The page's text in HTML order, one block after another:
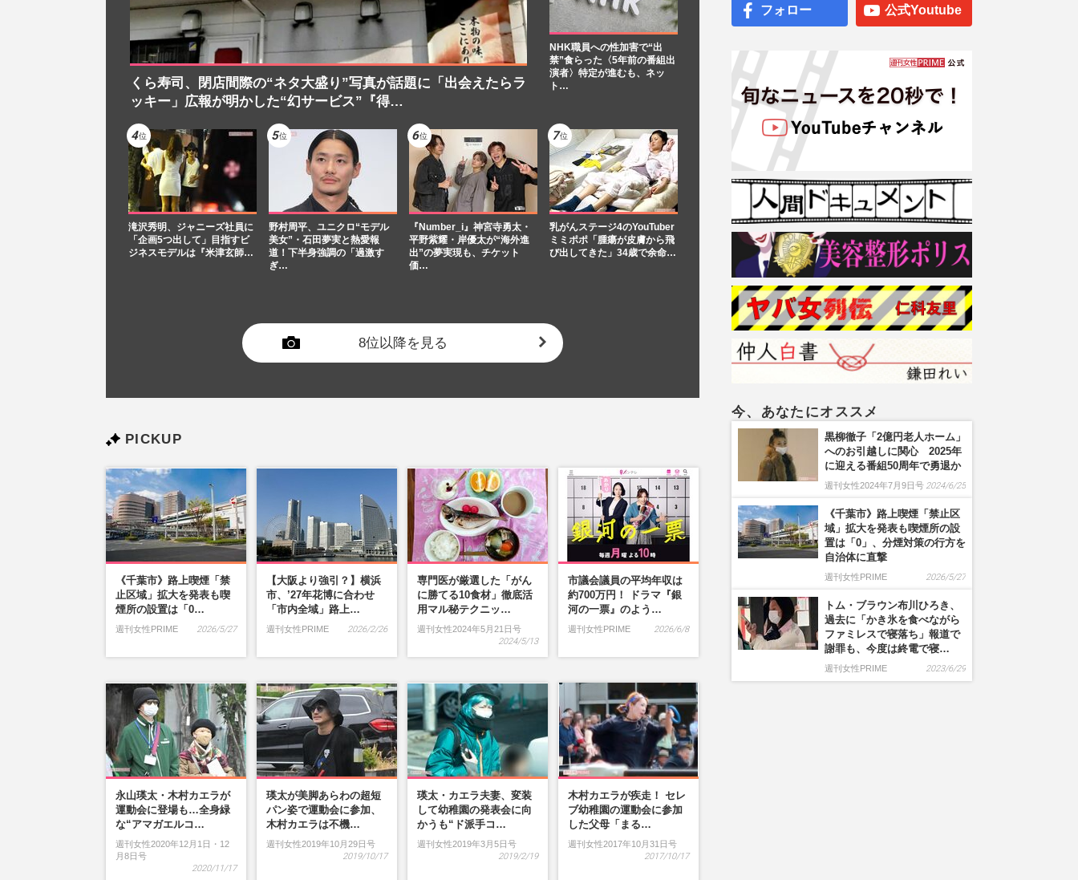
くら寿司、閉店間際の“ネタ大盛り”写真が話題に「出会えたらラ
ッキー」広報が明かした“幻サービス”『得…
NHK職員への性加害で“出
禁”食らった〈5年前の番組出
演者〉特定が進むも、ネッ
ト…
滝沢秀明、ジャニーズ社員に
「企画5つ出して」目指すビ
ジネスモデルは『米津玄師…
野村周平、ユニクロ“モデル
美女”・石田夢実と熱愛報
道！下半身強調の「過激す
ぎ…
『Number_i』神宮寺勇太・
平野紫耀・岸優太が“海外進
出”の夢実現も、チケット
価…
乳がんステージ4のYouTuber
ミミポポ「腫瘍が皮膚から飛
び出してきた」34歳で余命…
8位以降を見る
PICKUP
《千葉市》路上喫煙「禁
止区域」拡大を発表も喫
煙所の設置は「0…
週刊女性PRIME 2026/5/27
【大阪より強引？】横浜
市、’27年花博に合わせ
「市内全域」路上…
週刊女性PRIME 2026/2/26
専門医が厳選した「がん
に勝てる10食材」徹底活
用マル秘テクニッ…
週刊女性2024年5月21日号
2024/5/13
市議会議員の平均年収は
約700万円！ ドラマ『銀
河の一票』のよう…
週刊女性PRIME 2026/6/8
永山瑛太・木村カエラが
運動会に登場も…全身緑
な“アマガエルコ…
週刊女性2020年12月1日・12
月8日号
2020/11/17
瑛太が美脚あらわの超短
パン姿で運動会に参加、
木村カエラは不機…
週刊女性2019年10月29日号
2019/10/17
瑛太・カエラ夫妻、変装
して幼稚園の発表会に向
かうも“ド派手コ…
週刊女性2019年3月5日号
2019/2/19
木村カエラが疾走！ セレ
ブ幼稚園の運動会に参加
した父母「まる…
週刊女性2017年10月31日号
2017/10/17
出演者〉特定が進むも、ネ
ットで「無関係な個人名」
専門医が厳選した「がんに
ル秘テクニック、1日10点
満点の“早見シート”簡単管
も、喫煙所整備は“ノープラ
ン”の現状
小栗旬の“非公表長女”が顔
隠しデビュー、透ける山田
優の「スーパーモデルに」
野望
フォロー 公式Youtube
今、あなたにオススメ
黒柳徹子「2億円老人ホーム」
へのお引越しに関心 2025年
に迎える番組50周年で勇退か
週刊女性2024年7月9日号 2024/6/25
《千葉市》路上喫煙「禁止区
域」拡大を発表も喫煙所の設
置は「0」、分煙対策の行方を
自治体に直撃
週刊女性PRIME 2026/5/27
トム・ブラウン布川ひろき、
過去に「かき氷を食べながら
ファミレスで寝落ち」報道で
謝罪も、今度は終電で寝…
週刊女性PRIME 2023/6/29